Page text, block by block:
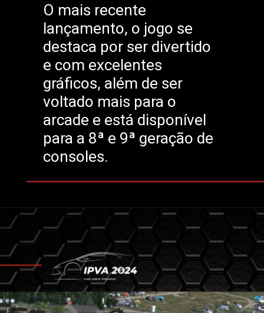
O mais recente
lançamento, o jogo se
destaca por ser divertido
e com excelentes
gráficos, além de ser
voltado mais para o
arcade e está disponível
para a 8ª e 9ª geração de
consoles.